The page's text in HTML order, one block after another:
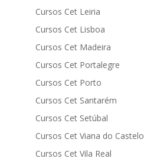
Cursos Cet Leiria
Cursos Cet Lisboa
Cursos Cet Madeira
Cursos Cet Portalegre
Cursos Cet Porto
Cursos Cet Santarém
Cursos Cet Setúbal
Cursos Cet Viana do Castelo
Cursos Cet Vila Real